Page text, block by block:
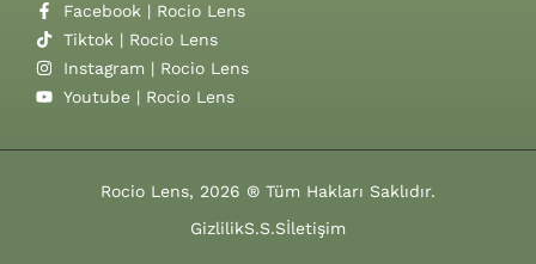
Facebook | Rocio Lens
Tiktok | Rocio Lens
Instagram | Rocio Lens
Youtube | Rocio Lens
Rocio Lens, 2026 ® Tüm Hakları Saklıdır.
GizlilikS.S.Sİletişim